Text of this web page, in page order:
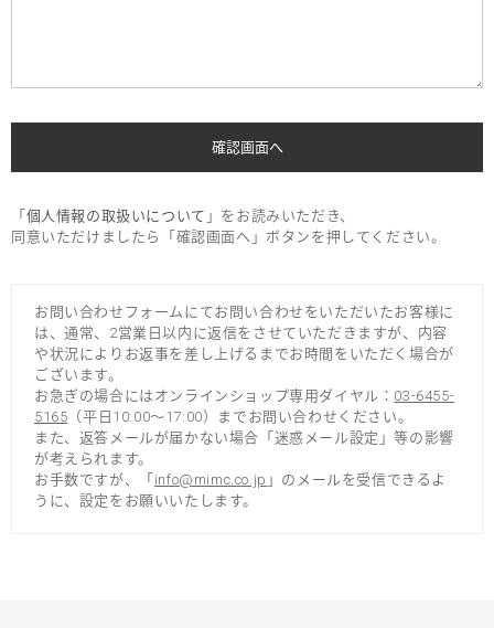
「 個人情報の取扱いについて 」をお読みいただき、
同意いただけましたら「確認画面へ」ボタンを押してください。
お問い合わせフォームにてお問い合わせをいただいたお客様に
は、通常、2営業日以内に返信をさせていただきますが、内容
や状況によりお返事を差し上げるまでお時間をいただく場合が
ございます。
お急ぎの場合にはオンラインショップ専用ダイヤル： 03-6455-
5165 （平日10:00～17:00）までお問い合わせください。
また、返答メールが届かない場合「迷惑メール設定」等の影響
が考えられます。
お手数ですが、「 info@mimc.co.jp 」のメールを受信できるよ
うに、設定をお願いいたします。